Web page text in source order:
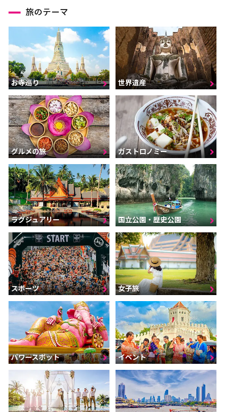
旅のテーマ
お寺巡り 世界遺産
グルメの旅 ガストロノミー
ラグジュアリー 国立公園・歴史公園
スポーツ 女子旅
パワースポット イベント